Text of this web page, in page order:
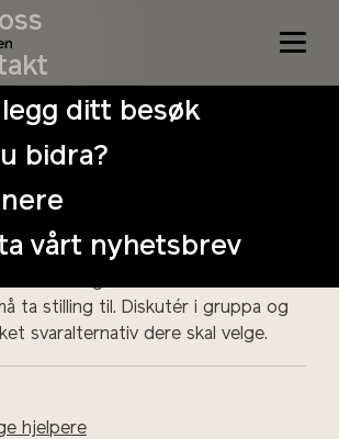
ditt besøk
bidra?
vårt nyhetsbrev
har mange funksjoner i
som naturen byr på. Det kan
til vannrensing og binding av
ta stilling til. Diskutér i gruppa og
svaralternativ dere skal velge.
hjelpere